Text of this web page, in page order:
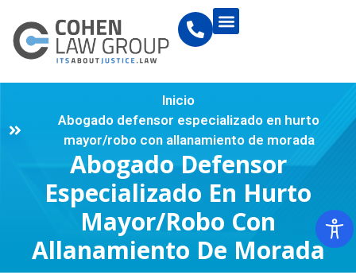
Inicio
Abogado defensor especializado en hurto
mayor/robo con allanamiento de morada
Abogado Defensor
Especializado En Hurto
Mayor/robo Con
Allanamiento De Morada